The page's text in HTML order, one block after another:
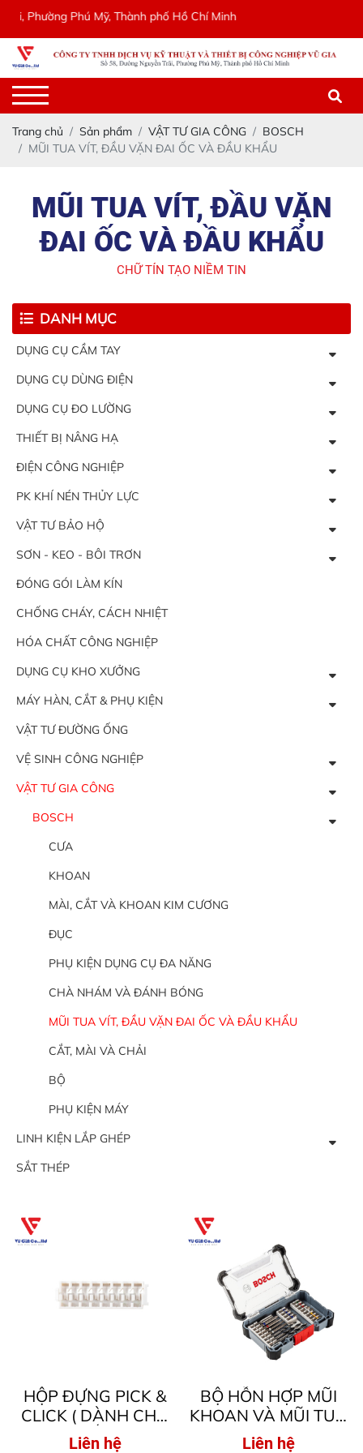
Phường Phú Mỹ, Thành phố Hồ Chí Minh
Trang chủ Sản phẩm VẬT TƯ GIA CÔNG
BOSCH
MŨI TUA VÍT, ĐẦU VẶN ĐAI ỐC VÀ ĐẦU KHẨU
MŨI TUA VÍT, ĐẦU VẶN
ĐAI ỐC VÀ ĐẦU KHẨU
CHỮ TÍN TẠO NIỀM TIN
DANH MỤC
DỤNG CỤ CẦM TAY
DỤNG CỤ DÙNG ĐIỆN
DỤNG CỤ ĐO LƯỜNG
THIẾT BỊ NÂNG HẠ
ĐIỆN CÔNG NGHIỆP
PK KHÍ NÉN THỦY LỰC
VẬT TƯ BẢO HỘ
SƠN - KEO - BÔI TRƠN
ĐÓNG GÓI LÀM KÍN
CHỐNG CHÁY, CÁCH NHIỆT
HÓA CHẤT CÔNG NGHIỆP
DỤNG CỤ KHO XƯỞNG
MÁY HÀN, CẮT & PHỤ KIỆN
VẬT TƯ ĐƯỜNG ỐNG
VỆ SINH CÔNG NGHIỆP
VẬT TƯ GIA CÔNG
BOSCH
CƯA
KHOAN
MÀI, CẮT VÀ KHOAN KIM CƯƠNG
ĐỤC
PHỤ KIỆN DỤNG CỤ ĐA NĂNG
CHÀ NHÁM VÀ ĐÁNH BÓNG
MŨI TUA VÍT, ĐẦU VẶN ĐAI ỐC VÀ ĐẦU KHẨU
CẮT, MÀI VÀ CHẢI
BỘ
PHỤ KIỆN MÁY
LINH KIỆN LẮP GHÉP
SẮT THÉP
HỘP ĐỰNG PICK &
CLICK ( DÀNH CHO
MÁY BẮT VÍT )
Liên hệ
BỘ HỖN HỢP MŨI
KHOAN VÀ MŨI TUA
VÍT PICK & CLICK
Liên hệ